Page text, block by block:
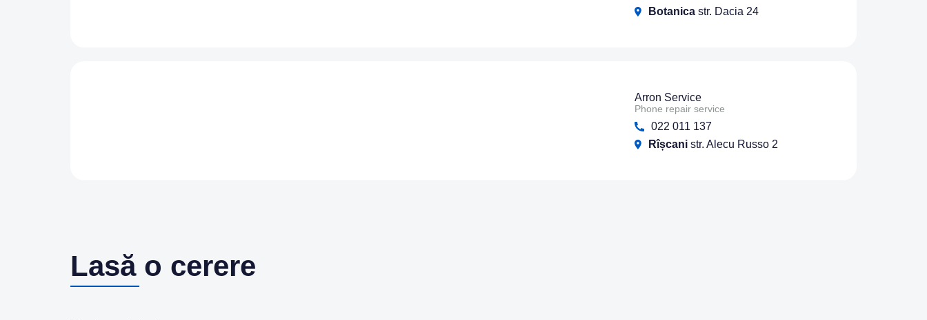
Botanica str. Dacia 24
Arron Service
Phone repair service
022 011 137
Rîșcani str. Alecu Russo 2
Lasă o cerere